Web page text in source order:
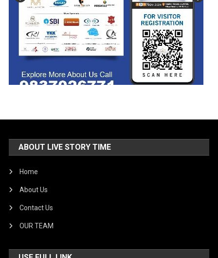
ABOUT LIVE STORY TIME
Home
About Us
Contact Us
OUR TEAM